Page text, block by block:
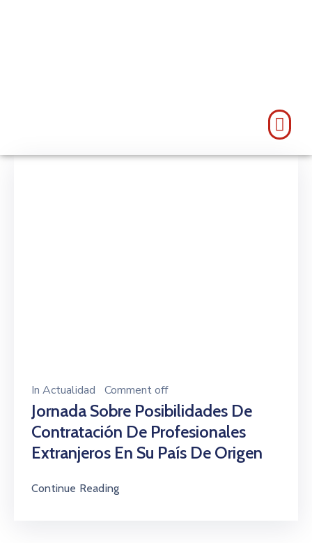
In Actualidad Comment off
Jornada Sobre Posibilidades De
Contratación De Profesionales
Extranjeros En Su País De Origen
Continue Reading